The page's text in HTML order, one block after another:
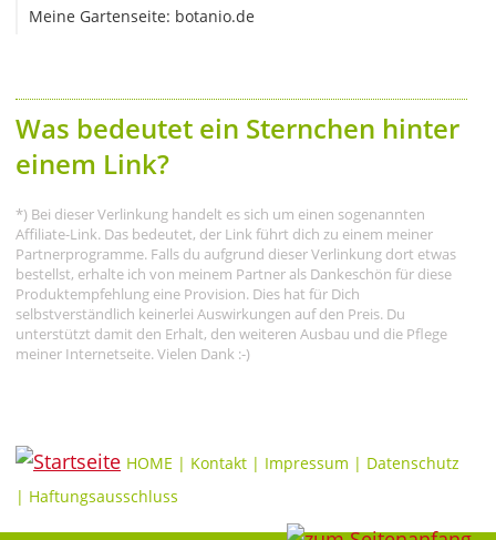
Meine Gartenseite: botanio.de
Was bedeutet ein Sternchen hinter
einem Link?
*) Bei dieser Verlinkung handelt es sich um einen sogenannten
Affiliate-Link. Das bedeutet, der Link führt dich zu einem meiner
Partnerprogramme. Falls du aufgrund dieser Verlinkung dort etwas
bestellst, erhalte ich von meinem Partner als Dankeschön für diese
Produktempfehlung eine Provision. Dies hat für Dich
selbstverständlich keinerlei Auswirkungen auf den Preis. Du
unterstützt damit den Erhalt, den weiteren Ausbau und die Pflege
meiner Internetseite. Vielen Dank :-)
HOME | Kontakt | Impressum | Datenschutz
| Haftungsausschluss